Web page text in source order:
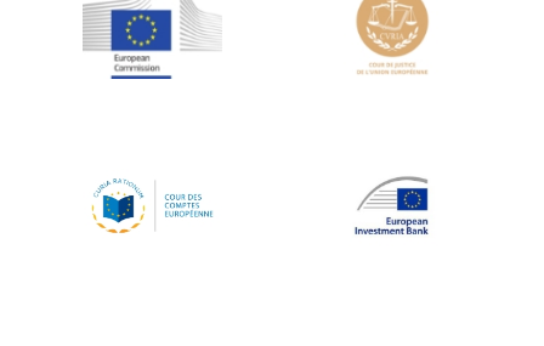
Jean-Louis Schiltz
Jean-Victor Louis
Johnny Åkerholm